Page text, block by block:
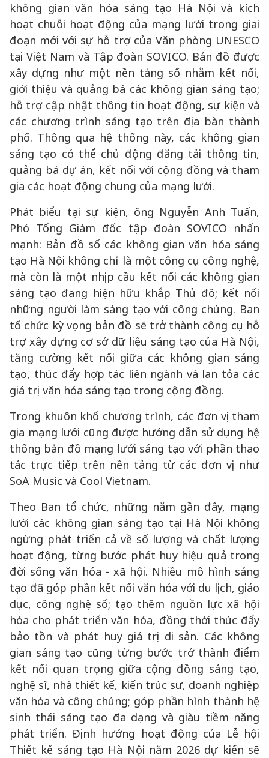
không gian văn hóa sáng tạo Hà Nội và kích
hoạt chuỗi hoạt động của mạng lưới trong giai
đoạn mới với sự hỗ trợ của Văn phòng UNESCO
tại Việt Nam và Tập đoàn SOVICO. Bản đồ được
xây dựng như một nền tảng số nhằm kết nối,
giới thiệu và quảng bá các không gian sáng tạo;
hỗ trợ cập nhật thông tin hoạt động, sự kiện và
các chương trình sáng tạo trên địa bàn thành
phố. Thông qua hệ thống này, các không gian
sáng tạo có thể chủ động đăng tải thông tin,
quảng bá dự án, kết nối với cộng đồng và tham
gia các hoạt động chung của mạng lưới.
Phát biểu tại sự kiện, ông Nguyễn Anh Tuấn,
Phó Tổng Giám đốc tập đoàn SOVICO nhấn
mạnh: Bản đồ số các không gian văn hóa sáng
tạo Hà Nội không chỉ là một công cụ công nghệ,
mà còn là một nhịp cầu kết nối các không gian
sáng tạo đang hiện hữu khắp Thủ đô; kết nối
những người làm sáng tạo với công chúng. Ban
tổ chức kỳ vọng bản đồ sẽ trở thành công cụ hỗ
trợ xây dựng cơ sở dữ liệu sáng tạo của Hà Nội,
tăng cường kết nối giữa các không gian sáng
tạo, thúc đẩy hợp tác liên ngành và lan tỏa các
giá trị văn hóa sáng tạo trong cộng đồng.
Trong khuôn khổ chương trình, các đơn vị tham
gia mạng lưới cũng được hướng dẫn sử dụng hệ
thống bản đồ mạng lưới sáng tạo với phần thao
tác trực tiếp trên nền tảng từ các đơn vị như
SoA Music và Cool Vietnam.
Theo Ban tổ chức, những năm gần đây, mạng
lưới các không gian sáng tạo tại Hà Nội không
ngừng phát triển cả về số lượng và chất lượng
hoạt động, từng bước phát huy hiệu quả trong
đời sống văn hóa - xã hội. Nhiều mô hình sáng
tạo đã góp phần kết nối văn hóa với du lịch, giáo
dục, công nghệ số; tạo thêm nguồn lực xã hội
hóa cho phát triển văn hóa, đồng thời thúc đẩy
bảo tồn và phát huy giá trị di sản. Các không
gian sáng tạo cũng từng bước trở thành điểm
kết nối quan trọng giữa cộng đồng sáng tạo,
nghệ sĩ, nhà thiết kế, kiến trúc sư, doanh nghiệp
văn hóa và công chúng; góp phần hình thành hệ
sinh thái sáng tạo đa dạng và giàu tiềm năng
phát triển. Định hướng hoạt động của Lễ hội
Thiết kế sáng tạo Hà Nội năm 2026 dự kiến sẽ